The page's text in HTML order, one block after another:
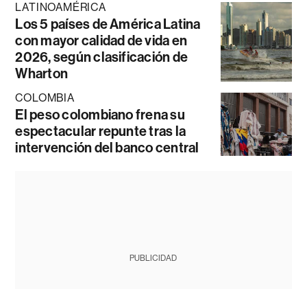
LATINOAMÉRICA
Los 5 países de América Latina
con mayor calidad de vida en
2026, según clasificación de
Wharton
COLOMBIA
El peso colombiano frena su
espectacular repunte tras la
intervención del banco central
PUBLICIDAD